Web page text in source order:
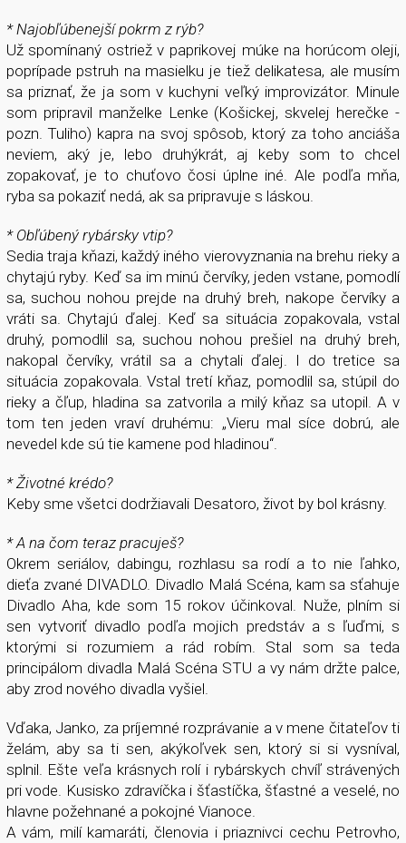
* Najobľúbenejší pokrm z rýb?
Už spomínaný ostriež v paprikovej múke na horúcom oleji,
poprípade pstruh na masielku je tiež delikatesa, ale musím
sa priznať, že ja som v kuchyni veľký improvizátor. Minule
som pripravil manželke Lenke (Košickej, skvelej herečke -
pozn. Tuliho) kapra na svoj spôsob, ktorý za toho anciáša
neviem, aký je, lebo druhýkrát, aj keby som to chcel
zopakovať, je to chuťovo čosi úplne iné. Ale podľa mňa,
ryba sa pokaziť nedá, ak sa pripravuje s láskou.
* Obľúbený rybársky vtip?
Sedia traja kňazi, každý iného vierovyznania na brehu rieky a
chytajú ryby. Keď sa im minú červíky, jeden vstane, pomodlí
sa, suchou nohou prejde na druhý breh, nakope červíky a
vráti sa. Chytajú ďalej. Keď sa situácia zopakovala, vstal
druhý, pomodlil sa, suchou nohou prešiel na druhý breh,
nakopal červíky, vrátil sa a chytali ďalej. I do tretice sa
situácia zopakovala. Vstal tretí kňaz, pomodlil sa, stúpil do
rieky a čľup, hladina sa zatvorila a milý kňaz sa utopil. A v
tom ten jeden vraví druhému: „Vieru mal síce dobrú, ale
nevedel kde sú tie kamene pod hladinou“.
* Životné krédo?
Keby sme všetci dodržiavali Desatoro, život by bol krásny.
* A na čom teraz pracuješ?
Okrem seriálov, dabingu, rozhlasu sa rodí a to nie ľahko,
dieťa zvané DIVADLO. Divadlo Malá Scéna, kam sa sťahuje
Divadlo Aha, kde som 15 rokov účinkoval. Nuže, plním si
sen vytvoriť divadlo podľa mojich predstáv a s ľuďmi, s
ktorými si rozumiem a rád robím. Stal som sa teda
principálom divadla Malá Scéna STU a vy nám držte palce,
aby zrod nového divadla vyšiel.
Vďaka, Janko, za príjemné rozprávanie a v mene čitateľov ti
želám, aby sa ti sen, akýkoľvek sen, ktorý si si vysníval,
splnil. Ešte veľa krásnych rolí i rybárskych chvíľ strávených
pri vode. Kusisko zdravíčka i šťastíčka, šťastné a veselé, no
hlavne požehnané a pokojné Vianoce.
A vám, milí kamaráti, členovia i priaznivci cechu Petrovho,